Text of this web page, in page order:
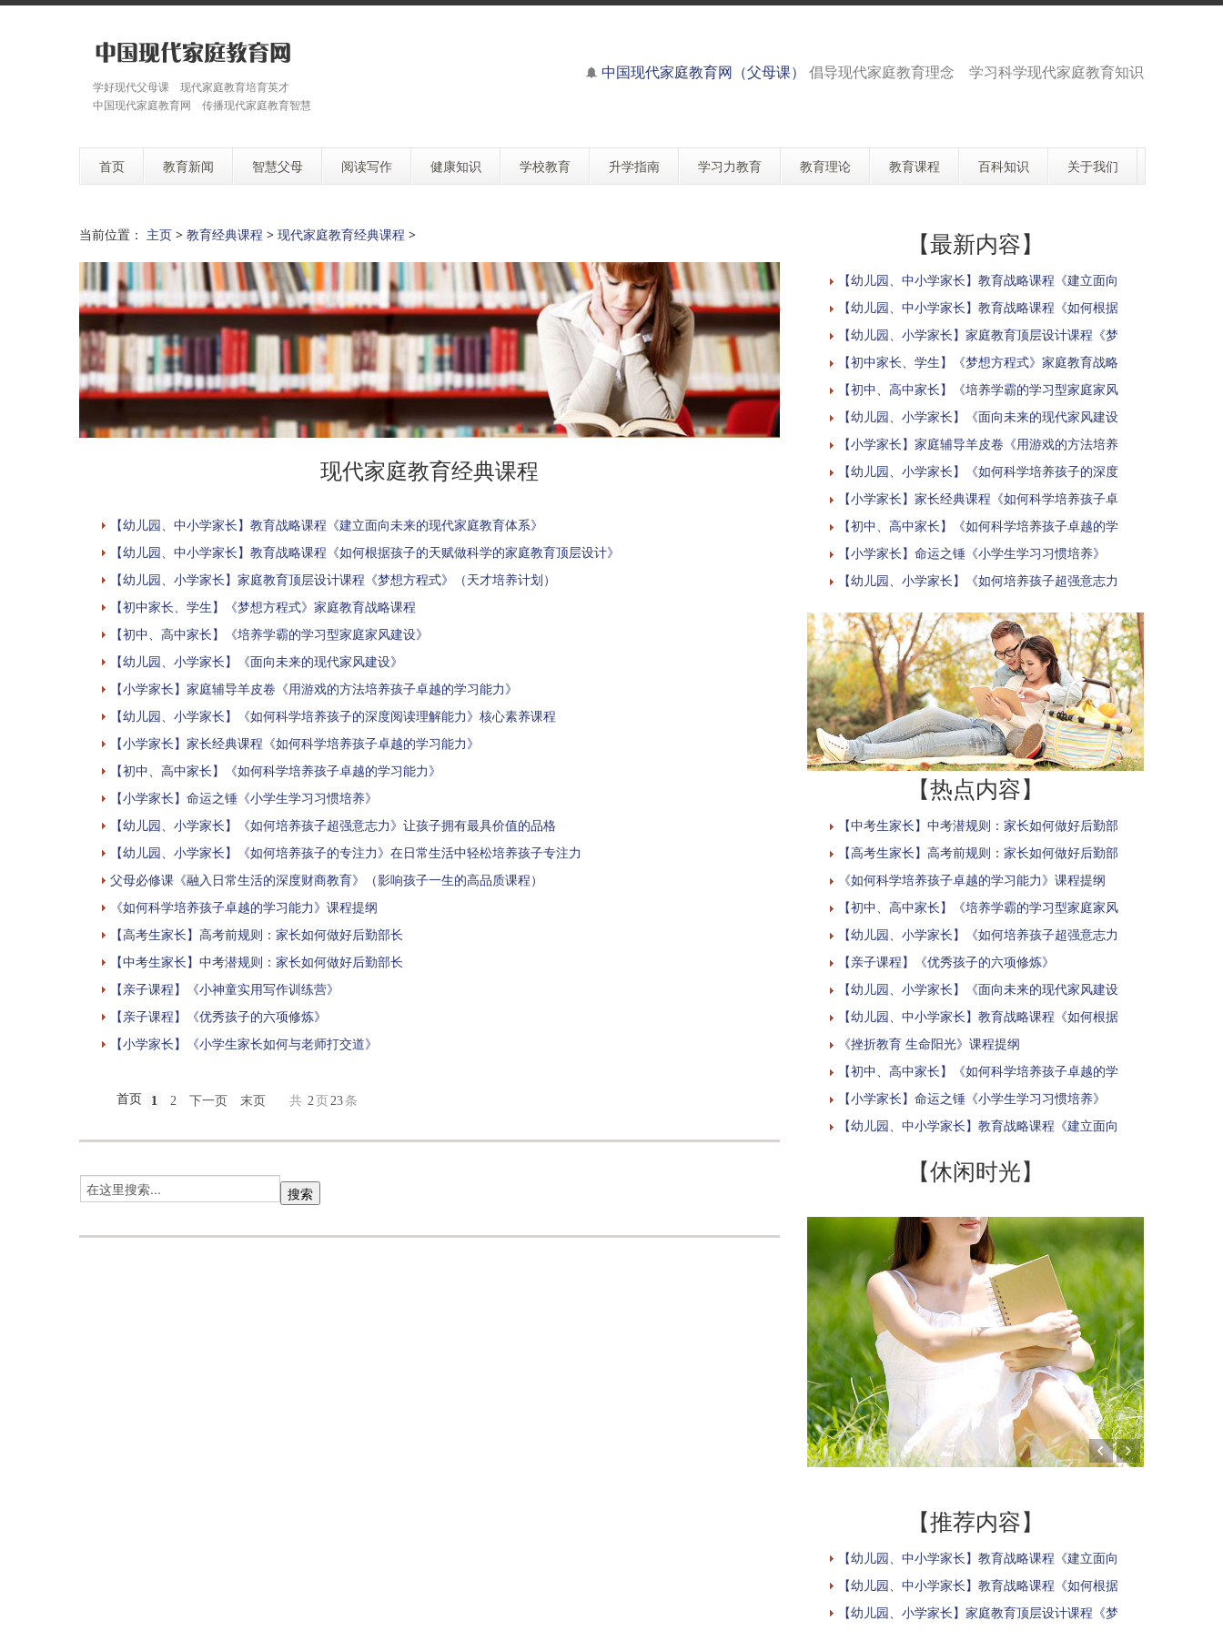
学好现代父母课 现代家庭教育培育英才
中国现代家庭教育网 传播现代家庭教育智慧
中国现代家庭教育网（父母课） 倡导现代家庭教育理念 学习科学现代家庭教育知识
首页 教育新闻 智慧父母 阅读写作 健康知识 学校教育 升学指南 学习力教育 教育理论 教育课程 百科知识 关于我们
当前位置： 主页 > 教育经典课程 > 现代家庭教育经典课程 >
现代家庭教育经典课程
【幼儿园、中小学家长】教育战略课程《建立面向未来的现代家庭教育体系》
【幼儿园、中小学家长】教育战略课程《如何根据孩子的天赋做科学的家庭教育顶层设计》
【幼儿园、小学家长】家庭教育顶层设计课程《梦想方程式》（天才培养计划）
【初中家长、学生】《梦想方程式》家庭教育战略课程
【初中、高中家长】《培养学霸的学习型家庭家风建设》
【幼儿园、小学家长】《面向未来的现代家风建设》
【小学家长】家庭辅导羊皮卷《用游戏的方法培养孩子卓越的学习能力》
【幼儿园、小学家长】《如何科学培养孩子的深度阅读理解能力》核心素养课程
【小学家长】家长经典课程《如何科学培养孩子卓越的学习能力》
【初中、高中家长】《如何科学培养孩子卓越的学习能力》
【小学家长】命运之锤《小学生学习习惯培养》
【幼儿园、小学家长】《如何培养孩子超强意志力》让孩子拥有最具价值的品格
【幼儿园、小学家长】《如何培养孩子的专注力》在日常生活中轻松培养孩子专注力
父母必修课《融入日常生活的深度财商教育》（影响孩子一生的高品质课程）
《如何科学培养孩子卓越的学习能力》课程提纲
【高考生家长】高考前规则：家长如何做好后勤部长
【中考生家长】中考潜规则：家长如何做好后勤部长
【亲子课程】《小神童实用写作训练营》
【亲子课程】《优秀孩子的六项修炼》
【小学家长】《小学生家长如何与老师打交道》
首页 1 2 下一页 末页 共 2 页 23 条
【最新内容】
【幼儿园、中小学家长】教育战略课程《建立面向
【幼儿园、中小学家长】教育战略课程《如何根据
【幼儿园、小学家长】家庭教育顶层设计课程《梦
【初中家长、学生】《梦想方程式》家庭教育战略
【初中、高中家长】《培养学霸的学习型家庭家风
【幼儿园、小学家长】《面向未来的现代家风建设
【小学家长】家庭辅导羊皮卷《用游戏的方法培养
【幼儿园、小学家长】《如何科学培养孩子的深度
【小学家长】家长经典课程《如何科学培养孩子卓
【初中、高中家长】《如何科学培养孩子卓越的学
【小学家长】命运之锤《小学生学习习惯培养》
【幼儿园、小学家长】《如何培养孩子超强意志力
【热点内容】
【中考生家长】中考潜规则：家长如何做好后勤部
【高考生家长】高考前规则：家长如何做好后勤部
《如何科学培养孩子卓越的学习能力》课程提纲
【初中、高中家长】《培养学霸的学习型家庭家风
【幼儿园、小学家长】《如何培养孩子超强意志力
【亲子课程】《优秀孩子的六项修炼》
【幼儿园、小学家长】《面向未来的现代家风建设
【幼儿园、中小学家长】教育战略课程《如何根据
《挫折教育 生命阳光》课程提纲
【初中、高中家长】《如何科学培养孩子卓越的学
【小学家长】命运之锤《小学生学习习惯培养》
【幼儿园、中小学家长】教育战略课程《建立面向
【休闲时光】
【推荐内容】
【幼儿园、中小学家长】教育战略课程《建立面向
【幼儿园、中小学家长】教育战略课程《如何根据
【幼儿园、小学家长】家庭教育顶层设计课程《梦